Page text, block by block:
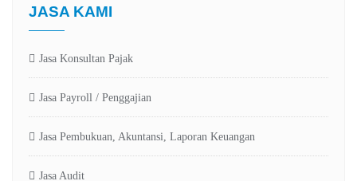
JASA KAMI
Jasa Konsultan Pajak
Jasa Payroll / Penggajian
Jasa Pembukuan, Akuntansi, Laporan Keuangan
Jasa Audit